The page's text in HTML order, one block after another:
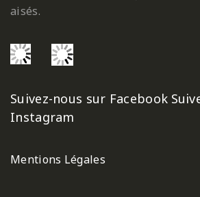
aisés.
Suivez-nous sur Facebook
Instagram
Mentions Légales